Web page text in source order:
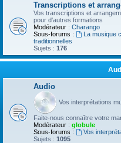
Transcriptions et
Vos transcriptions et
pour d'autres formations
Modérateur : Charango
Sous-forums :
La musique
traditionnelles
Sujets : 176
Audio
Vos interprétations
Faite-nous connaître votre
Modérateur : globule
Sous-forums :
Vos
Sujets : 1095